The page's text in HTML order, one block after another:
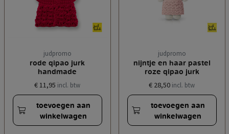
judpromo
rode qipao jurk
handmade
€ 11,95 incl. btw
toevoegen aan
winkelwagen
judpromo
nijntje en haar pastel
roze qipao jurk
€ 28,50 incl. btw
toevoegen aan
winkelwagen